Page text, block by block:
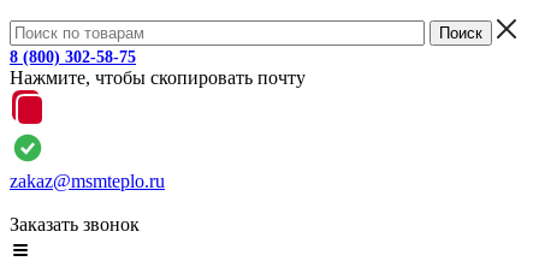
8 (800) 302-58-75
Нажмите, чтобы скопировать почту
zakaz@msmteplo.ru
Заказать звонок